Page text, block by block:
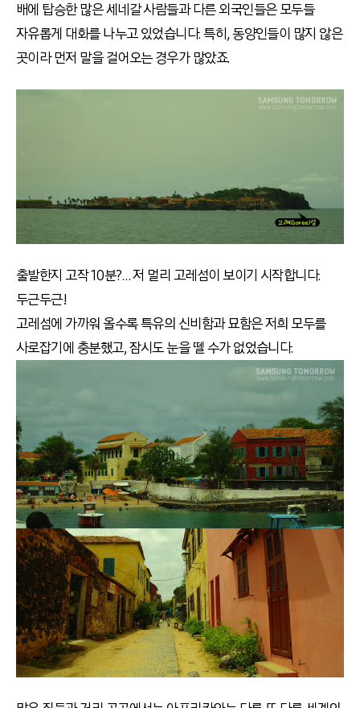
배에 탑승한 많은 세네갈 사람들과 다른 외국인들은 모두들
자유롭게 대화를 나누고 있었습니다. 특히, 동양인들이 많지 않은
곳이라 먼저 말을 걸어오는 경우가 많았죠.
출발한지 고작 10분?… 저 멀리 고레섬이 보이기 시작합니다.
두근두근!
고레섬에 가까워 올수록 특유의 신비함과 묘함은 저희 모두를
사로잡기에 충분했고, 잠시도 눈을 뗄 수가 없었습니다.